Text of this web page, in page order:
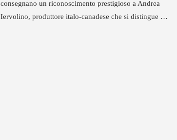
consegnano un riconoscimento prestigioso a Andrea
Iervolino, produttore italo-canadese che si distingue …